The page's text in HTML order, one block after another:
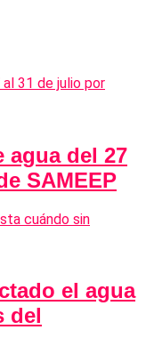
agua del 27
SAMEEP
el agua
del